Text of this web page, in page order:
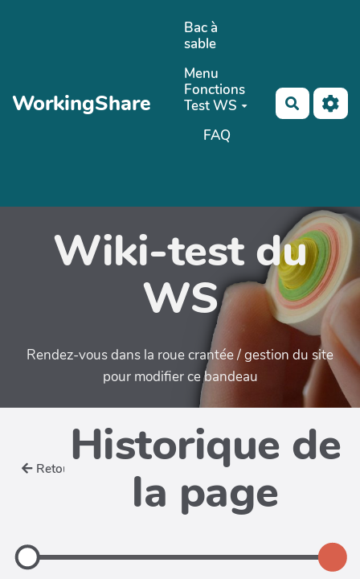
WorkingShare
Bac à
sable
Menu
Fonctions
Test WS
FAQ
Wiki-test du
WS
Rendez-vous dans la roue crantée / gestion du site
pour modifier ce bandeau
Retour Historique de
la page